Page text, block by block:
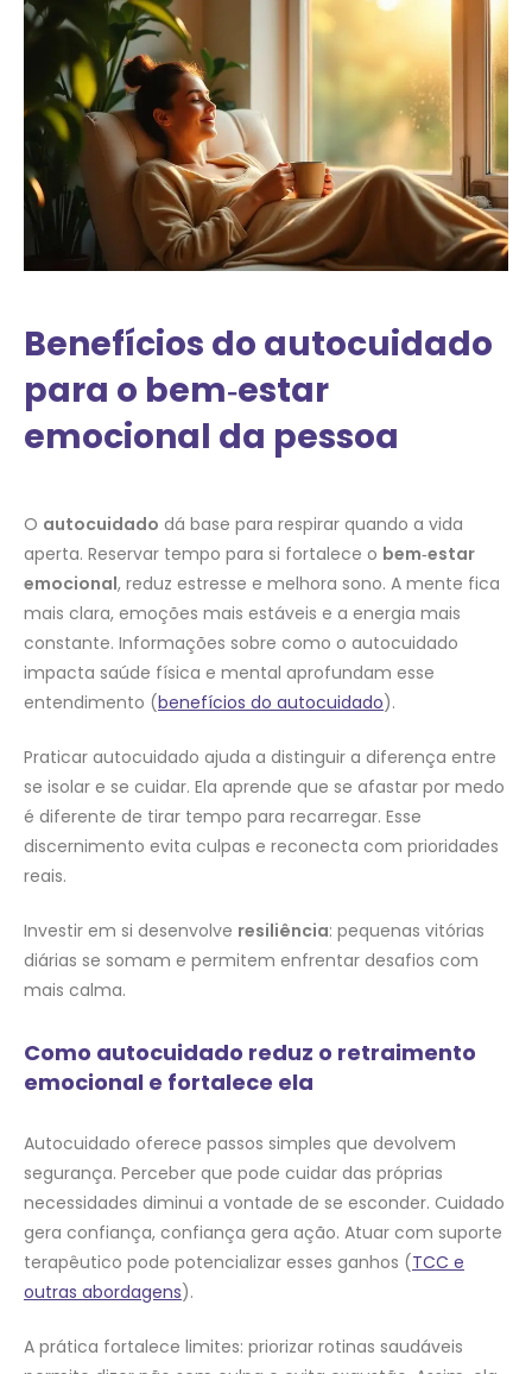
Benefícios do autocuidado
para o bem‑estar
emocional da pessoa
O autocuidado dá base para respirar quando a vida
aperta. Reservar tempo para si fortalece o bem‑estar
emocional, reduz estresse e melhora sono. A mente fica
mais clara, emoções mais estáveis e a energia mais
constante. Informações sobre como o autocuidado
impacta saúde física e mental aprofundam esse
entendimento (benefícios do autocuidado).
Praticar autocuidado ajuda a distinguir a diferença entre
se isolar e se cuidar. Ela aprende que se afastar por medo
é diferente de tirar tempo para recarregar. Esse
discernimento evita culpas e reconecta com prioridades
reais.
Investir em si desenvolve resiliência: pequenas vitórias
diárias se somam e permitem enfrentar desafios com
mais calma.
Como autocuidado reduz o retraimento
emocional e fortalece ela
Autocuidado oferece passos simples que devolvem
segurança. Perceber que pode cuidar das próprias
necessidades diminui a vontade de se esconder. Cuidado
gera confiança, confiança gera ação. Atuar com suporte
terapêutico pode potencializar esses ganhos (TCC e
outras abordagens).
A prática fortalece limites: priorizar rotinas saudáveis